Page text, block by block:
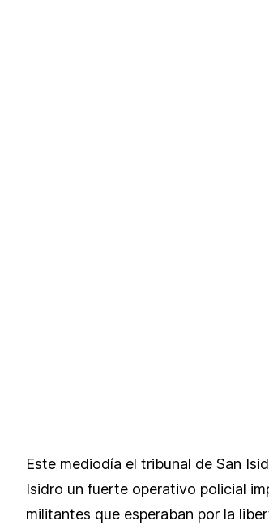
Este mediodía el tribunal de San
Isidro un fuerte operativo policial
militantes que esperaban por la